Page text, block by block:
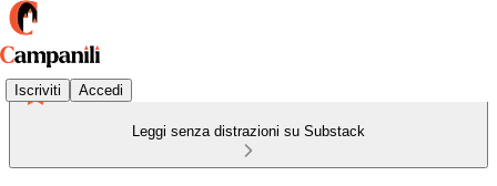
Iscriviti Accedi
Leggi senza distrazioni su Substack